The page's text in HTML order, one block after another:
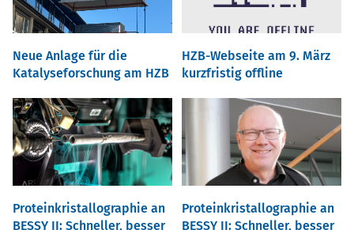
Neue Anlage für die
Katalyseforschung am HZB
HZB-Webseite am 9. März
kurzfristig offline
Proteinkristallographie an
BESSY II: Schneller, besser
Proteinkristallographie an
BESSY II: Schneller, besser